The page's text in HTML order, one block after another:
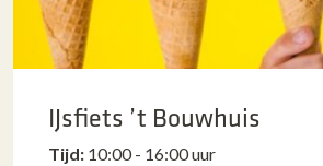
IJsfiets ’t Bouwhuis
Tijd: 10:00 - 16:00 uur